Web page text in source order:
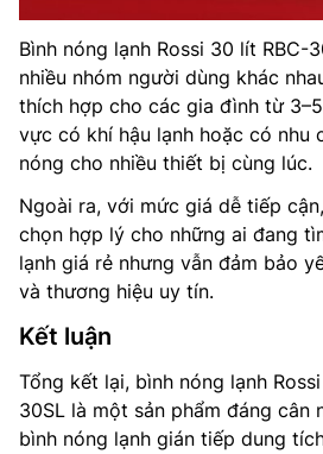
Bình nóng lạnh Rossi 30 lít RBC-
nhiều nhóm người dùng khác
thích hợp cho các gia đình từ
vực có khí hậu lạnh hoặc có nhu
nóng cho nhiều thiết bị cùng lúc.
Ngoài ra, với mức giá dễ tiếp
chọn hợp lý cho những ai đang
lạnh giá rẻ nhưng vẫn đảm bảo
và thương hiệu uy tín.
Kết luận
Tổng kết lại, bình nóng lạnh
30SL là một sản phẩm đáng cân
bình nóng lạnh gián tiếp dung